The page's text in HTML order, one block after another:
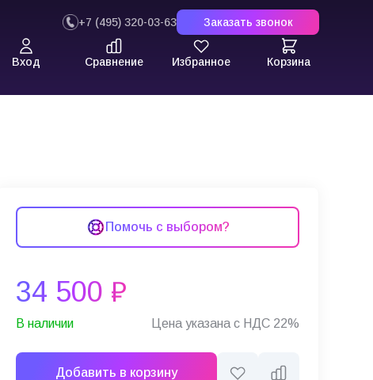
+7 (495) 320-03-63 Заказать звонок
Вход Сравнение Избранное Корзина
Помочь с выбором?
34 500 ₽
В наличии Цена указана с НДС 22%
Добавить в корзину